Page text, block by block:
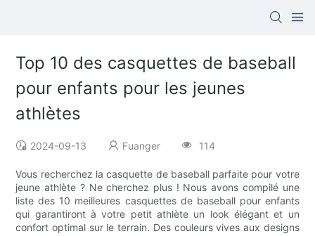
Top 10 des casquettes de baseball
pour enfants pour les jeunes
athlètes
2024-09-13 Fuanger 114
Vous recherchez la casquette de baseball parfaite pour votre
jeune athlète ? Ne cherchez plus ! Nous avons compilé une
liste des 10 meilleures casquettes de baseball pour enfants
qui garantiront à votre petit athlète un look élégant et un
confort optimal sur le terrain. Des couleurs vives aux designs